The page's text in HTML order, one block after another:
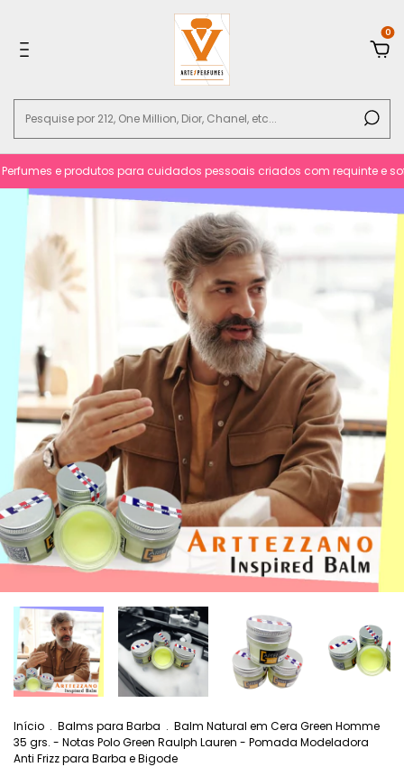
0
e produtos para cuidados pessoais criados com requinte e
Início . Balms para Barba . Balm Natural em Cera Green Homme
35 grs. - Notas Polo Green Raulph Lauren - Pomada Modeladora
Anti Frizz para Barba e Bigode